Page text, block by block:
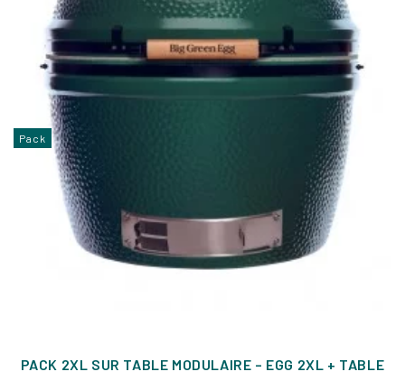
Pack
PACK 2XL SUR TABLE MODULAIRE – EGG 2XL + TABLE